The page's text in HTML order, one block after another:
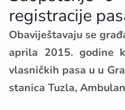
registracije
Obaviještavaju se
aprila 2015. godine
vlasničkih pasa u u
stanica Tuzla,